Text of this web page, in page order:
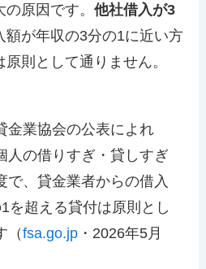
の原因です。他社借入が3
額が年収の3分の1に近い方
則として通りません。
金業協会の公表によれ
人の借りすぎ・貸しすぎ
で、貸金業者からの借入
を超える貸付は原則とし
（fsa.go.jp ・2026年5月